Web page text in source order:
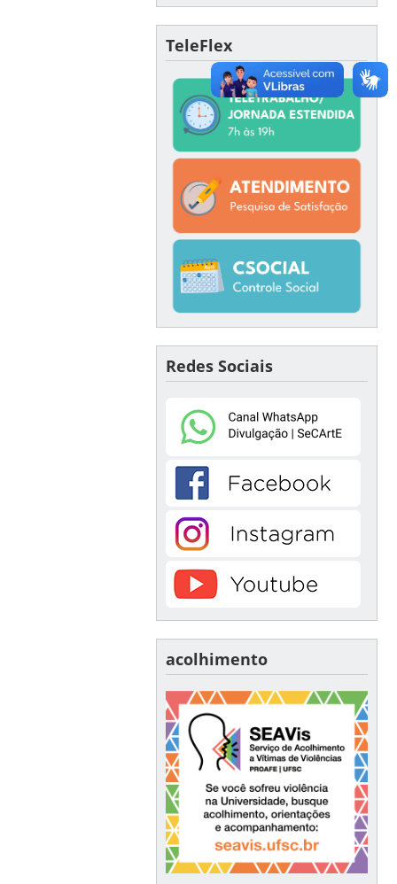
TeleFlex
Redes Sociais
acolhimento